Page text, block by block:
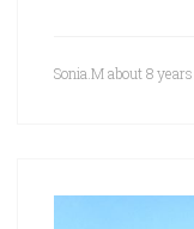
Sonia.Mabout 8 years